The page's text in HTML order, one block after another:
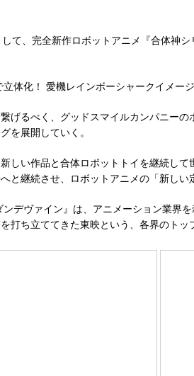
て、完全新作ロボットアニメ『合体神
体化！ 愛機レインボーシャークイメー
げるべく、グッドスマイルカンパニー
を展開していく。
しい作品と合体ロボットトイを継続し
継続させ、ロボットアニメの「新しい
デヴァイン』は、アニメーション業界
ち立ててきた東映という、各界のトッ